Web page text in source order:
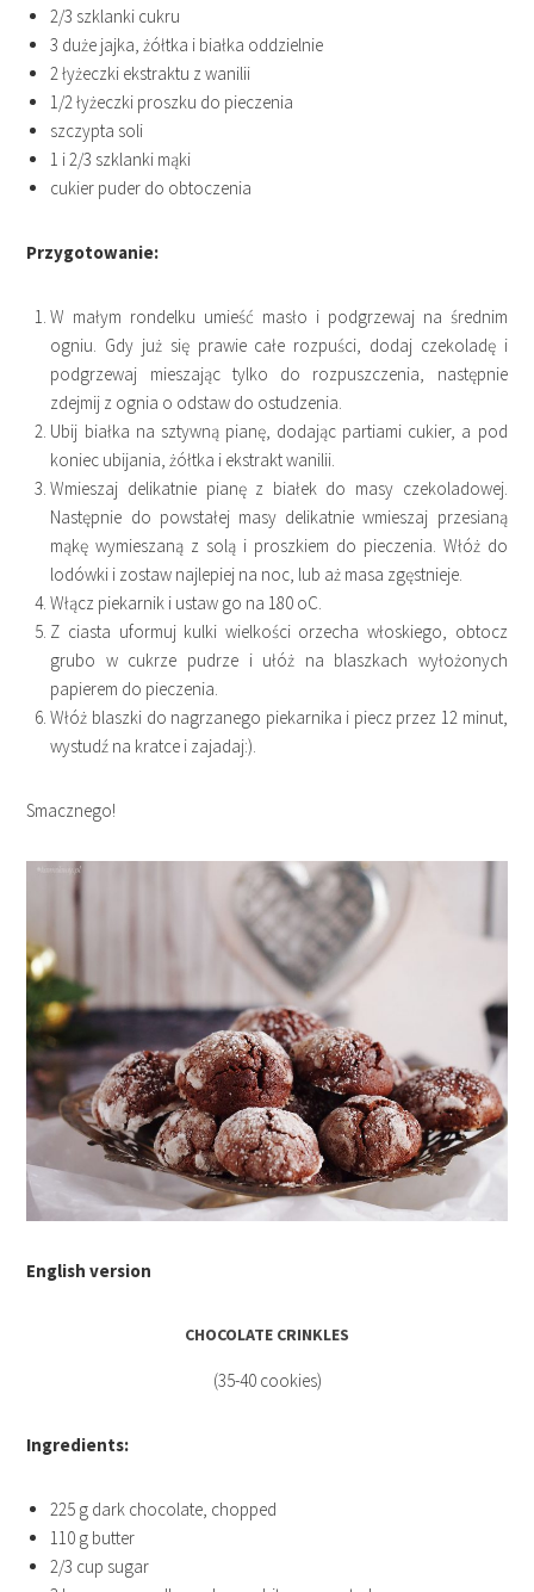
2/3 szklanki cukru
3 duże jajka, żółtka i białka oddzielnie
2 łyżeczki ekstraktu z wanilii
1/2 łyżeczki proszku do pieczenia
szczypta soli
1 i 2/3 szklanki mąki
cukier puder do obtoczenia
Przygotowanie:
W małym rondelku umieść masło i podgrzewaj na średnim
ogniu. Gdy już się prawie całe rozpuści, dodaj czekoladę i
podgrzewaj mieszając tylko do rozpuszczenia, następnie
zdejmij z ognia o odstaw do ostudzenia.
Ubij białka na sztywną pianę, dodając partiami cukier, a pod
koniec ubijania, żółtka i ekstrakt wanilii.
Wmieszaj delikatnie pianę z białek do masy czekoladowej.
Następnie do powstałej masy delikatnie wmieszaj przesianą
mąkę wymieszaną z solą i proszkiem do pieczenia. Włóż do
lodówki i zostaw najlepiej na noc, lub aż masa zgęstnieje.
Włącz piekarnik i ustaw go na 180 oC.
Z ciasta uformuj kulki wielkości orzecha włoskiego, obtocz
grubo w cukrze pudrze i ułóż na blaszkach wyłożonych
papierem do pieczenia.
Włóż blaszki do nagrzanego piekarnika i piecz przez 12 minut,
wystudź na kratce i zajadaj:).
Smacznego!
English version
CHOCOLATE CRINKLES
(35-40 cookies)
Ingredients:
225 g dark chocolate, chopped
110 g butter
2/3 cup sugar